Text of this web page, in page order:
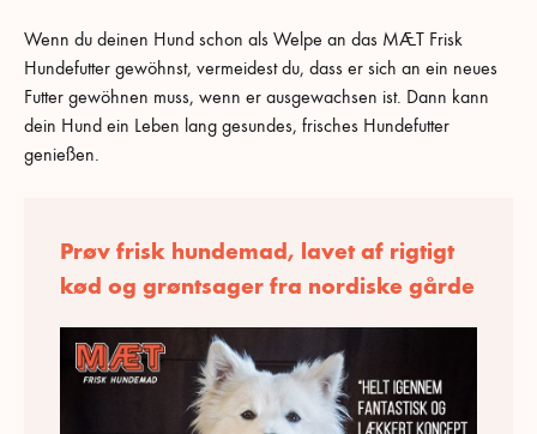
Wenn du deinen Hund schon als Welpe an das MÆT Frisk
Hundefutter gewöhnst, vermeidest du, dass er sich an ein neues
Futter gewöhnen muss, wenn er ausgewachsen ist. Dann kann
dein Hund ein Leben lang gesundes, frisches Hundefutter
genießen.
Prøv frisk hundemad, lavet af rigtigt
kød og grøntsager fra nordiske gårde